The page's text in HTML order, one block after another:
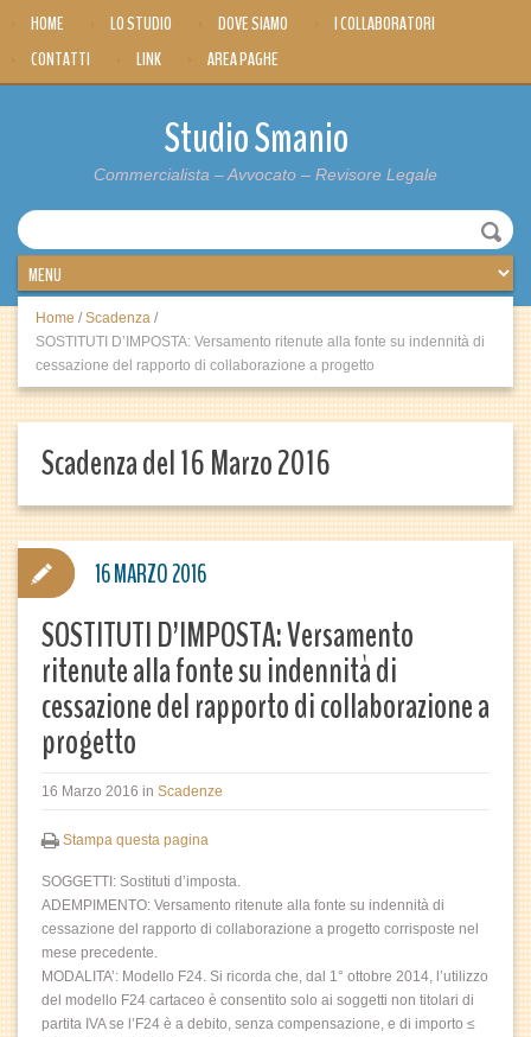
HOME LO STUDIO DOVE SIAMO
I COLLABORATORI
CONTATTI
LINK AREA PAGHE
Studio Smanio
Commercialista – Avvocato – Revisore Legale
Home / Scadenza /
SOSTITUTI D’IMPOSTA: Versamento ritenute alla fonte su indennità di
cessazione del rapporto di collaborazione a progetto
Scadenza del 16 Marzo 2016
SOSTITUTI D’IMPOSTA: Versamento
ritenute alla fonte su indennità di
cessazione del rapporto di collaborazione a
progetto
16 Marzo 2016 in Scadenze
Stampa questa pagina
SOGGETTI: Sostituti d’imposta.
ADEMPIMENTO: Versamento ritenute alla fonte su indennità di
cessazione del rapporto di collaborazione a progetto corrisposte nel
mese precedente.
MODALITA’: Modello F24. Si ricorda che, dal 1° ottobre 2014, l’utilizzo
del modello F24 cartaceo è consentito solo ai soggetti non titolari di
partita IVA se l’F24 è a debito, senza compensazione, e di importo ≤
16 MARZO 2016